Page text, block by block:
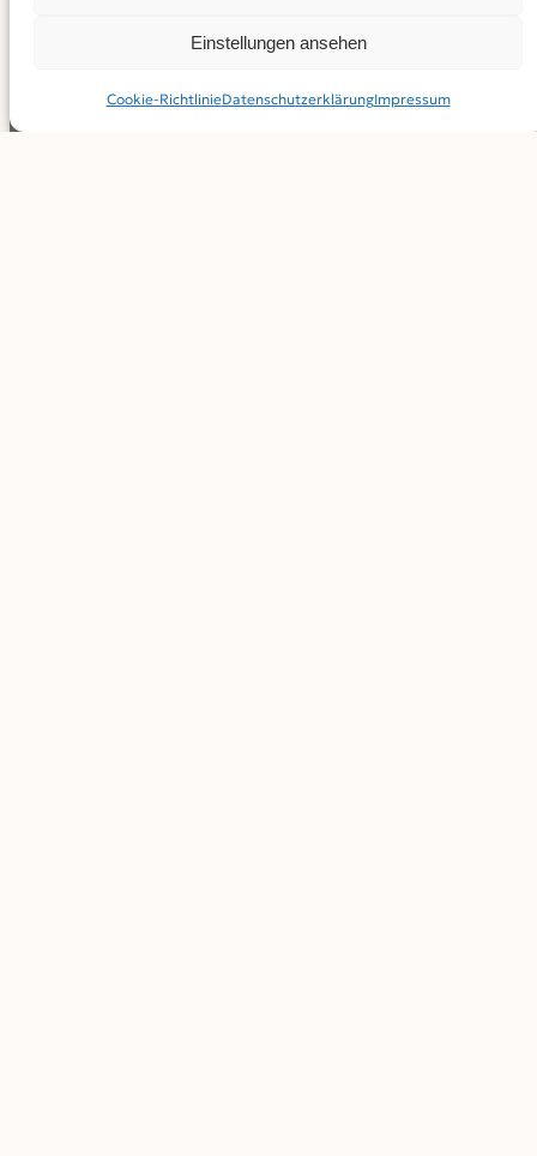
Einstellungen ansehen
Cookie-RichtlinieDatenschutz­erklärungImpressum